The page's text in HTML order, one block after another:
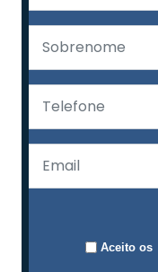
Aceito os